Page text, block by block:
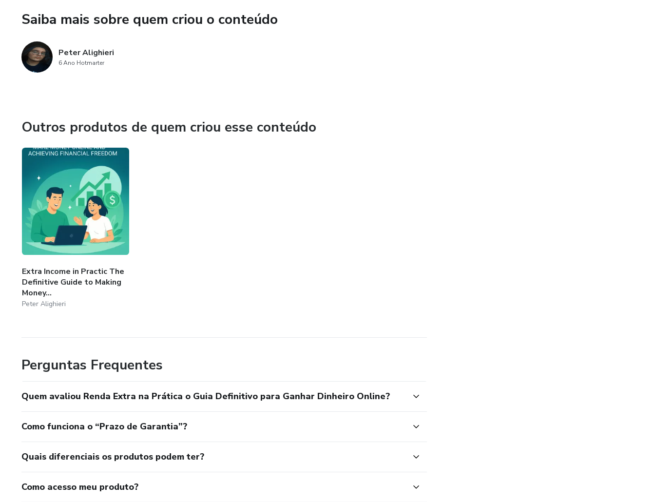
Saiba mais sobre quem criou o conteúdo
Peter Alighieri
6 Ano Hotmarter
Outros produtos de quem criou esse conteúdo
Extra Income in Practic The
Definitive Guide to Making
Money...
Peter Alighieri
Perguntas Frequentes
Quem avaliou Renda Extra na Prática o Guia Definitivo para Ganhar Dinheiro Online?
Como funciona o “Prazo de Garantia”?
Quais diferenciais os produtos podem ter?
Como acesso meu produto?